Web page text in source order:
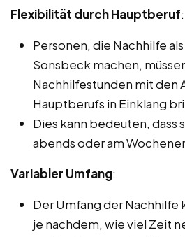
Flexibilität durch Hauptberuf:
Personen, die Nachhilfe
Sonsbeck machen,
Nachhilfestunden mit den
Hauptberufs in Einklang
Dies kann bedeuten, dass
abends oder am
Variabler Umfang:
Der Umfang der Nachhilfe
je nachdem, wie viel Zeit